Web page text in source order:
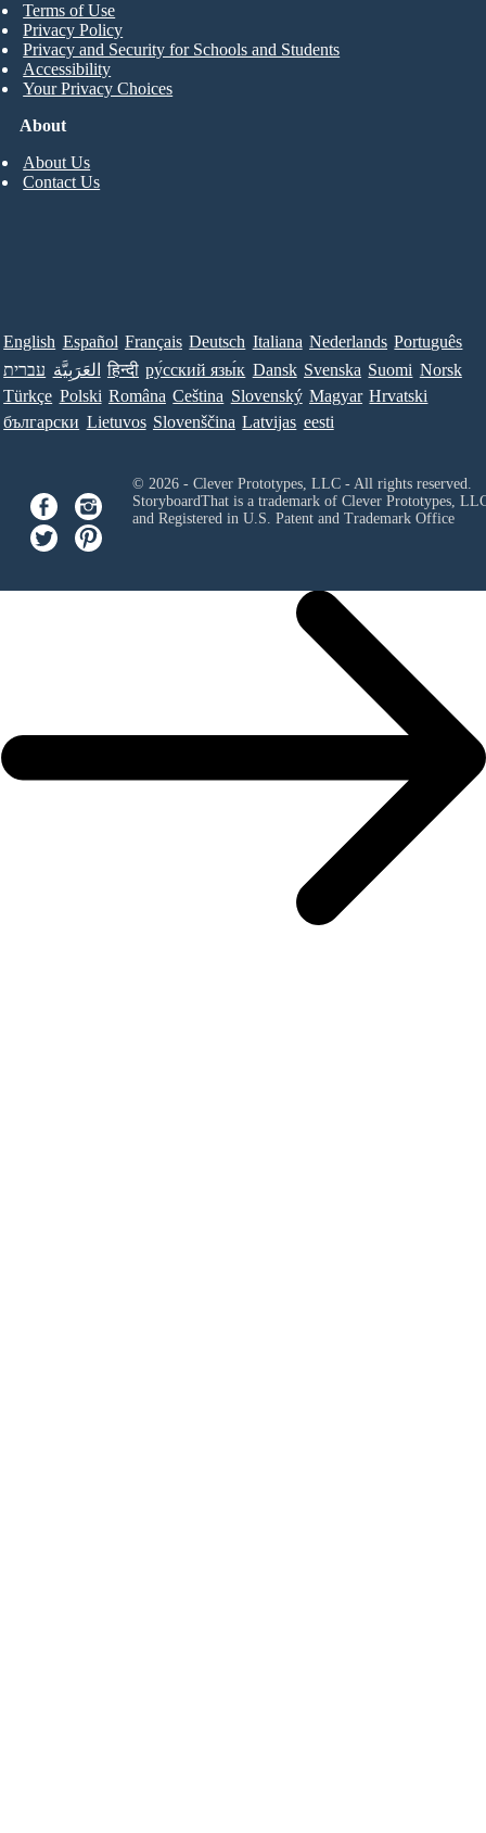
About
About Us
Contact Us
Terms of Use
Privacy Policy
Privacy and Security for Schools and Students
Accessibility
Your Privacy Choices
English Español Français Deutsch Italiana Nederlands Português
עברית العَرَبِيَّة हिन्दी ру́сский язы́к Dansk Svenska Suomi Norsk
Türkçe Polski Româna Ceština Slovenský Magyar Hrvatski
български Lietuvos Slovenščina Latvijas eesti
© 2026 - Clever Prototypes, LLC - All rights reserved.
StoryboardThat is a trademark of Clever Prototypes,
and Registered in U.S. Patent and Trademark Office